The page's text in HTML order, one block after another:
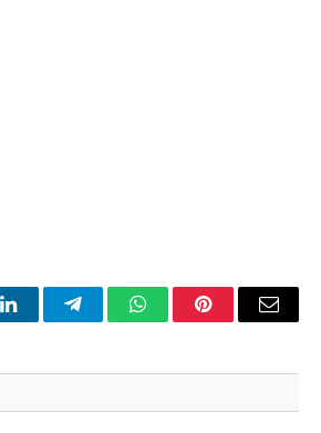
LinkedInTelegramWhatsAppPinterestEmail